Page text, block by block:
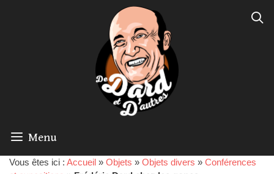
Menu
Vous êtes ici : Accueil » Objets » Objets divers » Conférences